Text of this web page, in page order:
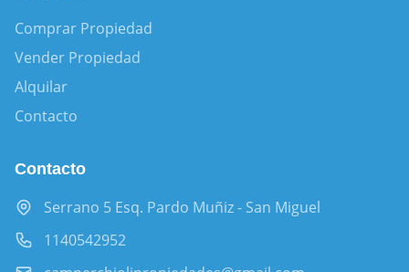
Comprar Propiedad
Vender Propiedad
Alquilar
Contacto
Contacto
Serrano 5 Esq. Pardo Muñiz - San Miguel
1140542952